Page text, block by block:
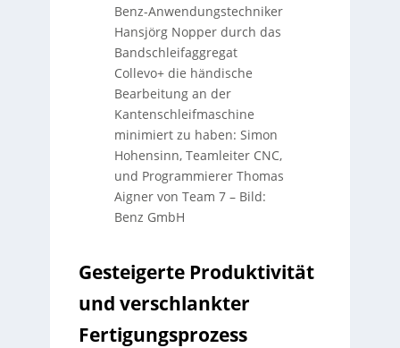
Benz-Anwendungstechniker
Hansjörg Nopper durch das
Bandschleifaggregat
Collevo+ die händische
Bearbeitung an der
Kantenschleifmaschine
minimiert zu haben: Simon
Hohensinn, Teamleiter CNC,
und Programmierer Thomas
Aigner von Team 7– Bild:
Benz GmbH
Gesteigerte Produktivität
und verschlankter
Fertigungsprozess